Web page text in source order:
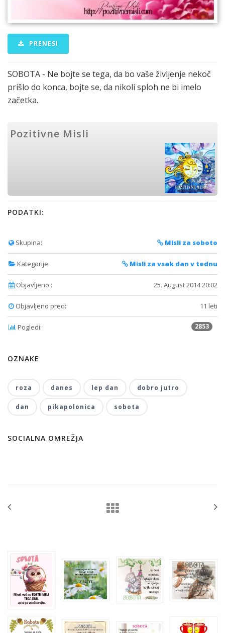
PRENESI
SOBOTA - Ne bojte se tega, da bo vaše življenje nekoč
prišlo do konca, bojte se, da nikoli sploh ne bi imelo
začetka.
Pozitivne Misli
PODATKI:
Skupina: Misli za soboto
Kategorije: Misli za vsak dan v tednu
Objavljeno:: 25. August 2014 20:02
Objavljeno pred: 11 leti
Pogledi: 2853
OZNAKE
roza danes lep dan dobro jutro
dan pikapolonica sobota
SOCIALNA OMREŽJA